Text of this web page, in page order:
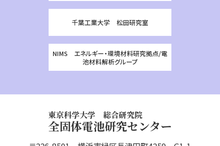
千葉工業大学 松田研究室
NIMS エネルギー・環境材料研究拠点/電
池材料解析グループ
東京科学大学 総合研究院
全固体電池研究センター